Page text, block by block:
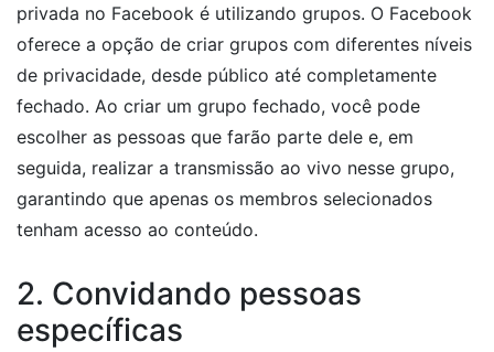
privada no Facebook é utilizando grupos. O Facebook
oferece a opção de criar grupos com diferentes níveis
de privacidade, desde público até completamente
fechado. Ao criar um grupo fechado, você pode
escolher as pessoas que farão parte dele e, em
seguida, realizar a transmissão ao vivo nesse grupo,
garantindo que apenas os membros selecionados
tenham acesso ao conteúdo.
2. Convidando pessoas
específicas